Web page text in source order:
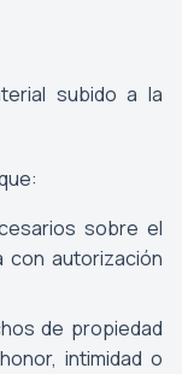
subido a la
sobre el
con autorización
de propiedad
intimidad o